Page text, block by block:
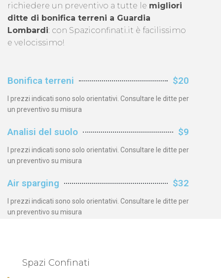
richiedere un preventivo a tutte le migliori
ditte di bonifica terreni a Guardia
Lombardi: con Spaziconfinati.it è facilissimo
e velocissimo!
Bonifica terreni $20
I prezzi indicati sono solo orientativi. Consultare le ditte per
un preventivo su misura
Analisi del suolo $9
I prezzi indicati sono solo orientativi. Consultare le ditte per
un preventivo su misura
Air sparging $32
I prezzi indicati sono solo orientativi. Consultare le ditte per
un preventivo su misura
Spazi Confinati